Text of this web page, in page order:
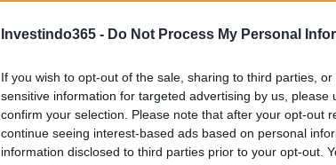
Investindo365 - Do Not Process My Personal
If you wish to opt-out of the sale, sharing to third parties,
sensitive information for targeted advertising by us, please
confirm your selection. Please note that after your opt-out
continue seeing interest-based ads based on personal
information disclosed to third parties prior to your opt-out.
1/4 POWERED BY Ad